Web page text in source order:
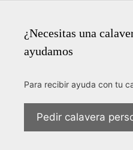
¿Necesitas una
ayudamos
Para recibir ayuda con tu
Pedir calavera